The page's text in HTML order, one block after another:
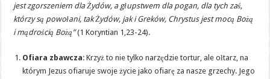
jest zgorszeniem dla Żydów, a głupstwem dla pogan, dla tych zaś,
którzy są powołani, tak Żydów, jak i Greków, Chrystus jest mocą Bożą
i mądrością Bożą”(1 Koryntian 1,23-24).
Ofiara zbawcza: Krzyż to nie tylko narzędzie tortur, ale ołtarz, na
którym Jezus ofiaruje swoje życie jako ofiarę za nasze grzechy. Jego